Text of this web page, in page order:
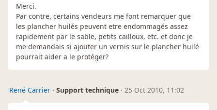
Merci.
Par contre, certains vendeurs me font remarquer que
les plancher huilés peuvent etre endommagés assez
rapidement par le sable, petits cailloux, etc. et donc je
me demandais si ajouter un vernis sur le plancher huilé
pourrait aider a le protéger?
René Carrier · Support technique · 25 Oct 2010, 11:02